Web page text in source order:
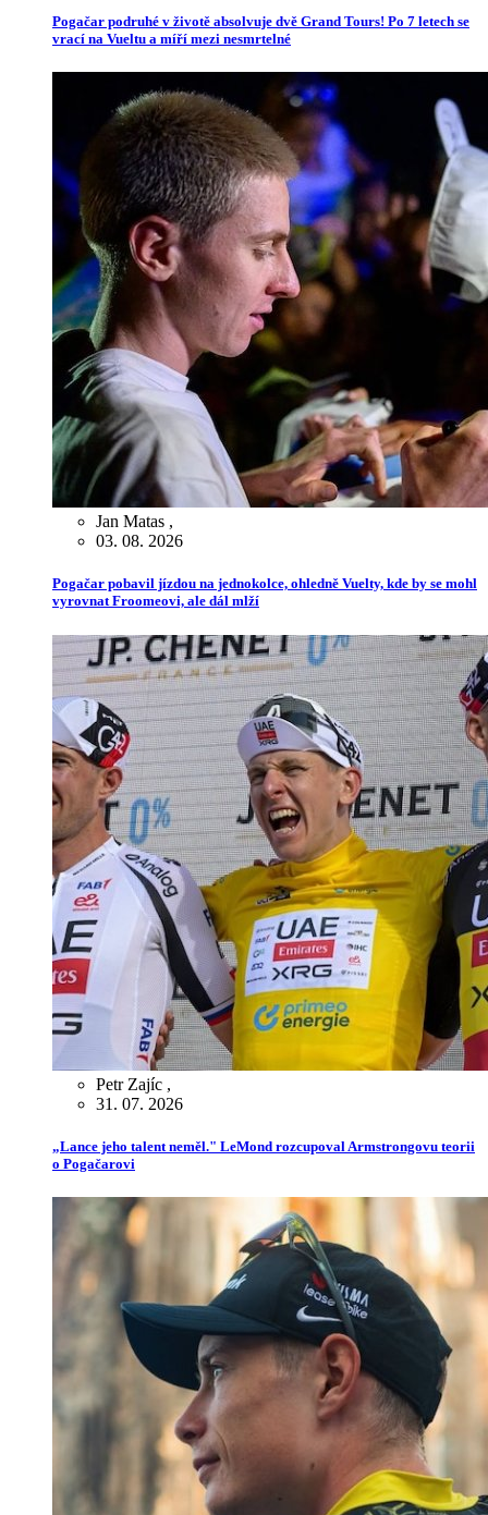
Pogačar podruhé v životě absolvuje dvě Grand Tours! Po 7 letech se
vrací na Vueltu a míří mezi nesmrtelné
Jan Matas ,
03. 08. 2026
Pogačar pobavil jízdou na jednokolce, ohledně Vuelty, kde by se mohl
vyrovnat Froomeovi, ale dál mlží
Petr Zajíc ,
31. 07. 2026
„Lance jeho talent neměl." LeMond rozcupoval Armstrongovu teorii
o Pogačarovi